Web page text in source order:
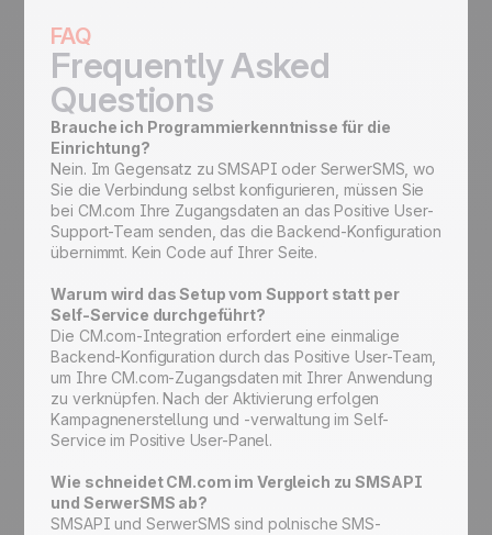
FAQ
Frequently Asked
Questions
Brauche ich Programmierkenntnisse für die
Einrichtung?
Nein. Im Gegensatz zu SMSAPI oder SerwerSMS, wo
Sie die Verbindung selbst konfigurieren, müssen Sie
bei CM.com Ihre Zugangsdaten an das Positive User-
Support-Team senden, das die Backend-Konfiguration
übernimmt. Kein Code auf Ihrer Seite.
Warum wird das Setup vom Support statt per
Self-Service durchgeführt?
Die CM.com-Integration erfordert eine einmalige
Backend-Konfiguration durch das Positive User-Team,
um Ihre CM.com-Zugangsdaten mit Ihrer Anwendung
zu verknüpfen. Nach der Aktivierung erfolgen
Kampagnenerstellung und -verwaltung im Self-
Service im Positive User-Panel.
Wie schneidet CM.com im Vergleich zu SMSAPI
und SerwerSMS ab?
SMSAPI und SerwerSMS sind polnische SMS-